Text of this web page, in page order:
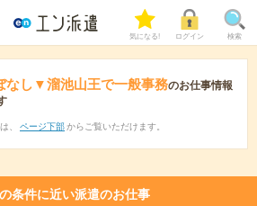
気になる! ログイン 検索
なし▼溜池山王で一般事務のお仕事情報
、 ページ下部 からご覧いただけます。
条件に近い派遣のお仕事